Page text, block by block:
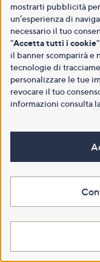
mostrarti pubblicità
un’esperienza di
necessario il tuo
"Accetta tutti i cookie
il banner scomparirà e
tecnologie di
personalizzare le tue
revocare il tuo
informazioni consulta